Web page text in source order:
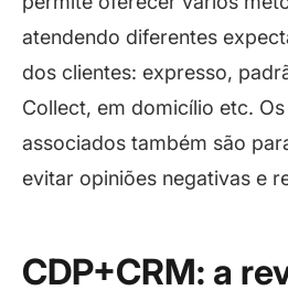
atendendo diferentes
dos clientes: expresso,
Collect, em domicílio etc.
associados também são
evitar opiniões negativas e
CDP+CRM: a